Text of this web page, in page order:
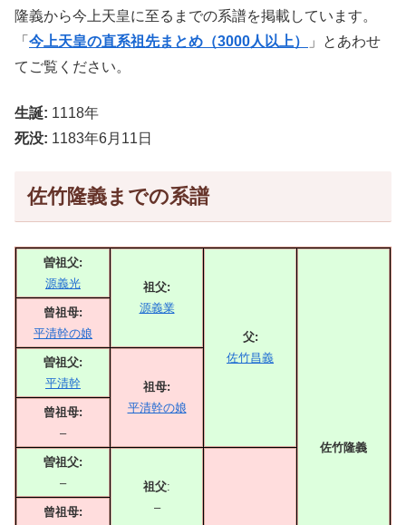
隆義から今上天皇に至るまでの系譜を掲載しています。
「 今上天皇の直系祖先まとめ（3000人以上）
」とあわせ
てご覧ください。
生誕: 1118年
死没: 1183年6月11日
佐竹隆義までの系譜
曽祖父:
源義光
祖父:
源義業
父:
佐竹昌義
佐竹隆義
曾祖母:
平清幹の娘
曽祖父:
平清幹
祖母:
平清幹の娘
曾祖母:
–
曽祖父:
–
祖父:
–
曾祖母: